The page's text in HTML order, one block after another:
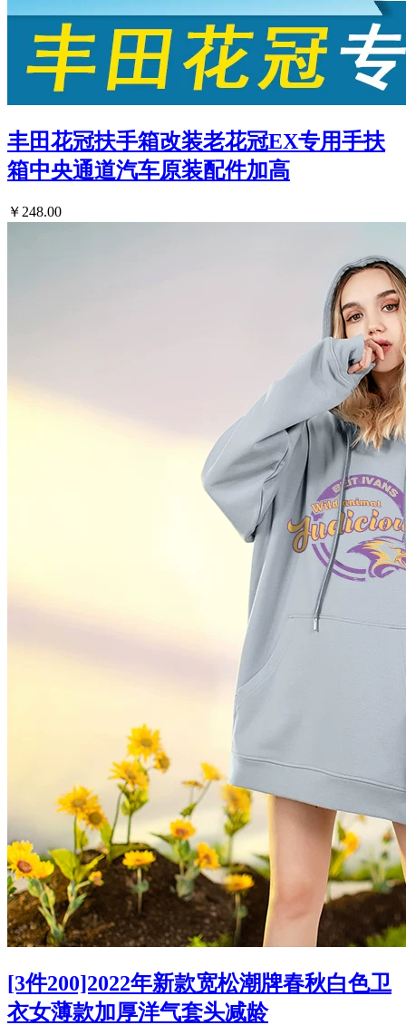
丰田花冠扶手箱改装老花冠EX专用手扶
箱中央通道汽车原装配件加高
￥248.00
[3件200]2022年新款宽松潮牌春秋白色卫
衣女薄款加厚洋气套头减龄